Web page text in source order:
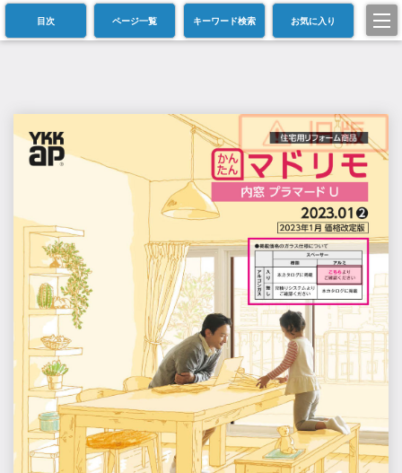
目次 ページ一覧 キーワード検索 お気に入り